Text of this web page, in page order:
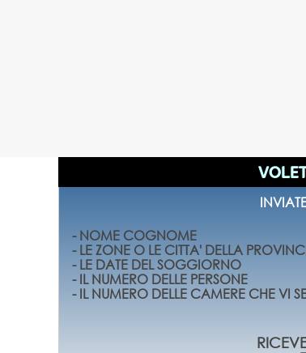
- NOME COGNOME
- LE ZONE O LE CITTA' DELLA
- LE DATE DEL SOGGIORNO
- IL NUMERO DELLE PERSONE
- IL NUMERO DELLE CAMERE CHE VI